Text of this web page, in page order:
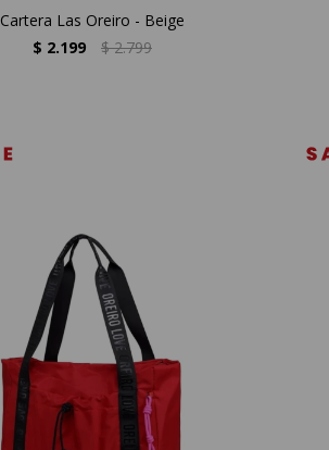
Cartera Las Oreiro - Beige
$ 2.199 $ 2.799